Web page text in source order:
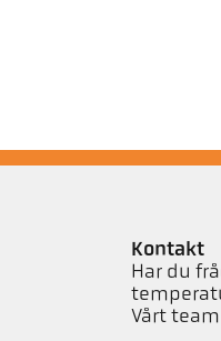
Kontakt
Har du
Vårt